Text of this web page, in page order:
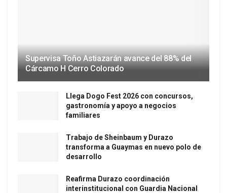
Supervisa Toño Astiazarán avance del 88% del
Cárcamo H Cerro Colorado
Llega Dogo Fest 2026 con concursos,
gastronomía y apoyo a negocios
familiares
Trabajo de Sheinbaum y Durazo
transforma a Guaymas en nuevo polo de
desarrollo
Reafirma Durazo coordinación
interinstitucional con Guardia Nacional